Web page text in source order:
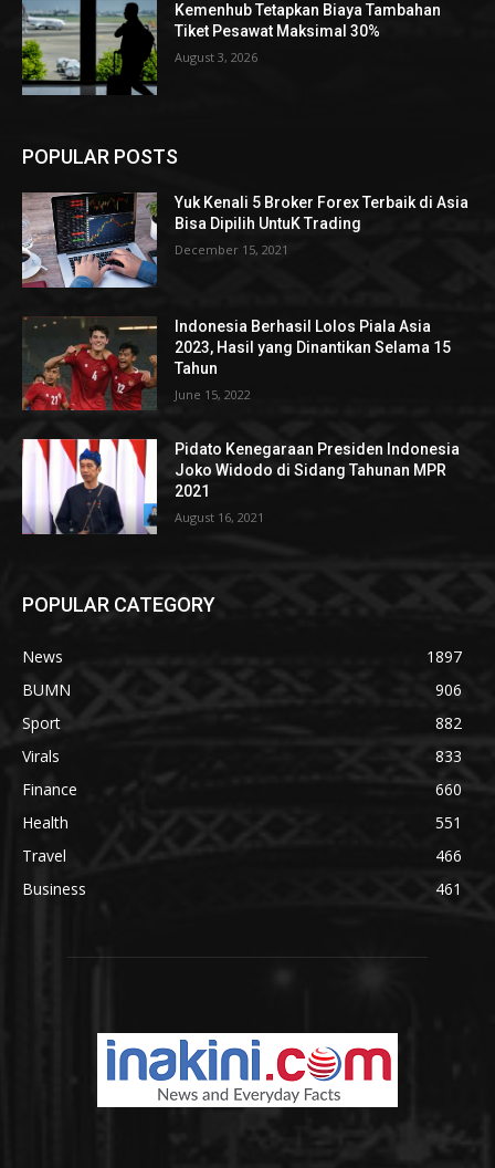
Kemenhub Tetapkan Biaya Tambahan
Tiket Pesawat Maksimal 30%
August 3, 2026
POPULAR POSTS
Yuk Kenali 5 Broker Forex Terbaik di Asia
Bisa Dipilih UntuK Trading
December 15, 2021
Indonesia Berhasil Lolos Piala Asia
2023, Hasil yang Dinantikan Selama 15
Tahun
June 15, 2022
Pidato Kenegaraan Presiden Indonesia
Joko Widodo di Sidang Tahunan MPR
2021
August 16, 2021
POPULAR CATEGORY
News
1897
BUMN
906
Sport
882
Virals
833
Finance
660
Health
551
Travel
466
Business
461